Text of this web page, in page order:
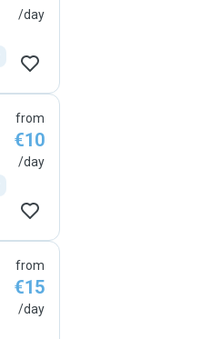
/day
from
€10
/day
from
€15
/day